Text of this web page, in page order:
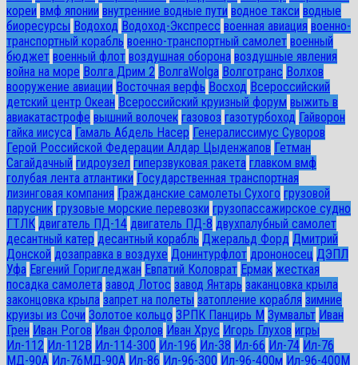
кореи вмф японии внутренние водные пути водное такси водные
биоресурсы Водоход Водоход-Экспресс военная авиация военно-
транспортный корабль военно-транспортный самолет военный
бюджет военный флот воздушная оборона воздушные явления
война на море Волга Дрим 2 ВолгаWolga Волготранс Волхов
вооружение авиации Восточная верфь Восход Всероссийский
детский центр Океан Всероссийский круизный форум выжить в
авиакатастрофе вышний волочек газовоз газотурбоход Гайворон
гайка иисуса Гамаль Абдель Насер Генералиссимус Суворов
Герой Российской Федерации Алдар Цыденжапов Гетман
Сагайдачный гидроузел гиперзвуковая ракета главком вмф
голубая лента атлантики Государственная транспортная
лизинговая компания Гражданские самолеты Сухого грузовой
парусник грузовые морские перевозки грузопассажирское судно
ГТЛК двигатель ПД-14 двигатель ПД-8 двухпалубный самолет
десантный катер десантный корабль Джеральд Форд Дмитрий
Донской дозаправка в воздухе Донинтурфлот дрононосец ДЭПЛ
Уфа Евгений Горигледжан Евпатий Коловрат Ермак жесткая
посадка самолета завод Лотос завод Янтарь заканцовка крыла
законцовка крыла запрет на полеты затопление корабля зимние
круизы из Сочи Золотое кольцо ЗРПК Панцирь М Зумвальт Иван
Грен Иван Рогов Иван Фролов Иван Хрус Игорь Глухов игры
Ил-112 Ил-112В Ил-114-300 Ил-196 Ил-38 Ил-66 Ил-74 Ил-76
МД-90А Ил-76МД-90А Ил-86 Ил-96-300 Ил-96-400м Ил-96-400М